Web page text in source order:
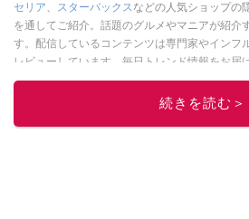
セリア、 スターバックスなどの人気ショップの
を通してご紹介。話題のグルメやマニアが紹介
す。配信しているコンテンツは専門家やインフ
レビューしています。毎日トレンド情報をお届
ニュースでフォローしてください！
このイチオ
続きを読む＞